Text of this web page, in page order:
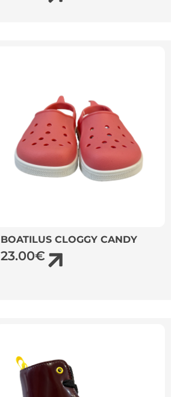
BOATILUS CLOGGY CANDY
23.00€